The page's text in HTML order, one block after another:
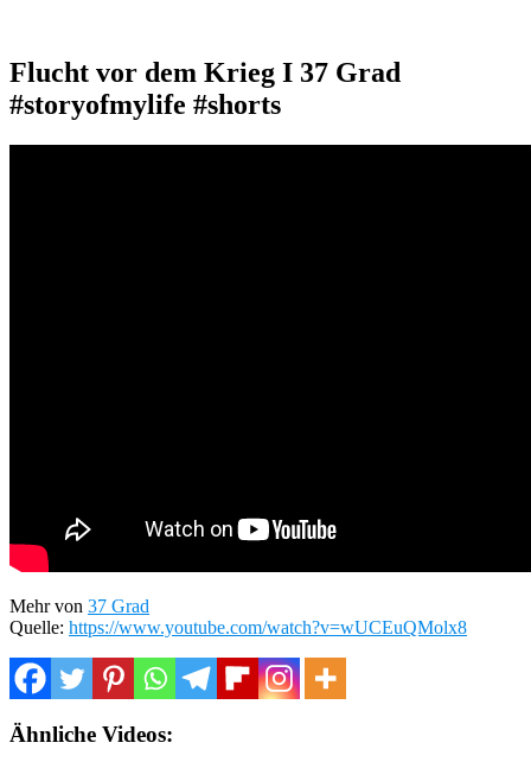
Flucht vor dem Krieg I 37 Grad
#storyofmylife #shorts
Mehr von 37 Grad
Quelle: https://www.youtube.com/watch?v=wUCEuQMolx8
Ähnliche Videos: